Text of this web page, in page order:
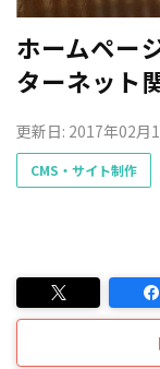
ホームペー
ターネット
更新日: 2017年02月
CMS・サイト制作